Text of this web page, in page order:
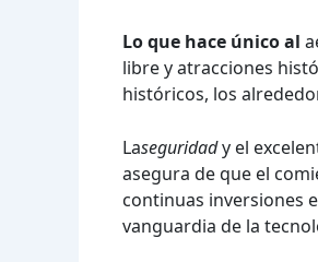
Lo que hace único al
libre y atracciones
históricos, los
Laseguridady el
asegura de que el
continuas inversiones
vanguardia de la